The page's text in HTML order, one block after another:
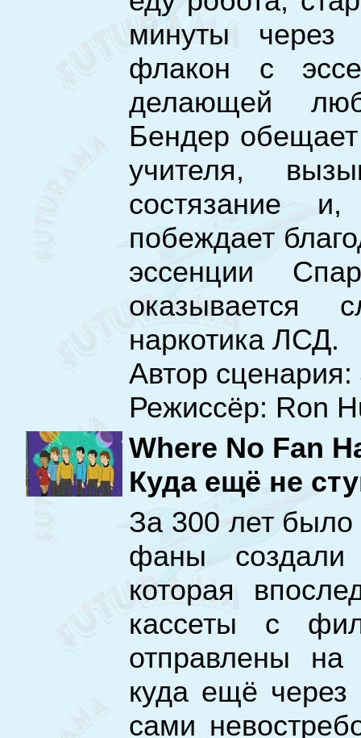
минуты через
флакон с
делающей
Бендер
учителя,
состязание
побеждает
эссенции
оказывается
наркотика ЛСД.
Автор
Режиссёр: Ron
Where No Fan
Куда ещё не
За 300 лет было
фаны создали
которая
кассеты с
отправлены
куда ещё через
сами